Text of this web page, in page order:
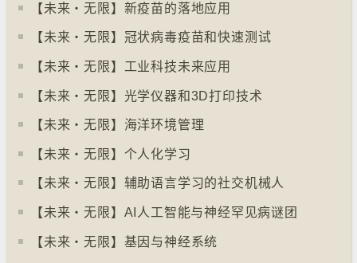
【未来‧无限】新疫苗的落地应用
【未来‧无限】冠状病毒疫苗和快速测试
【未来‧无限】工业科技未来应用
【未来‧无限】光学仪器和3D打印技术
【未来‧无限】海洋环境管理
【未来‧无限】个人化学习
【未来‧无限】辅助语言学习的社交机械人
【未来‧无限】AI人工智能与神经罕见病谜团
【未来‧无限】基因与神经系统